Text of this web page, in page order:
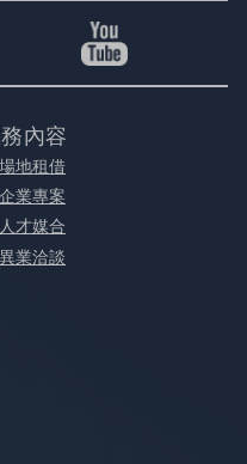
內容
場地租借
企業專案
人才媒合
異業洽談